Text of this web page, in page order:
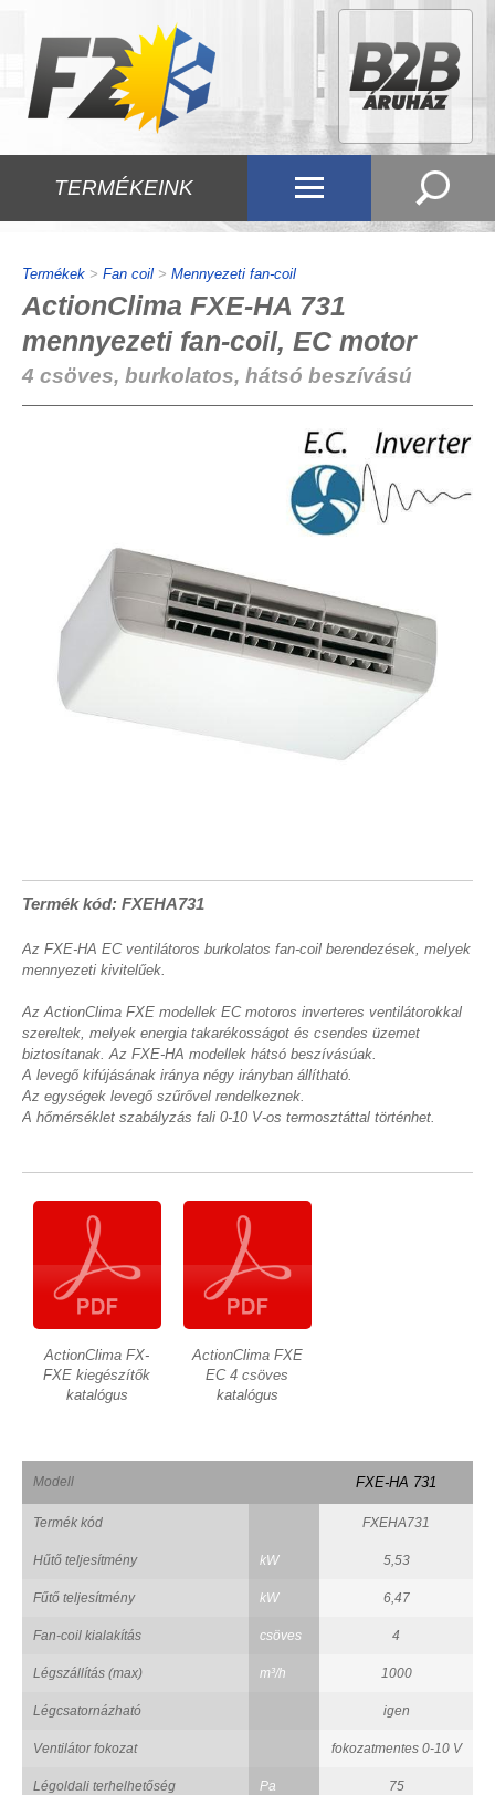
TERMÉKEINK
Termékek > Fan coil > Mennyezeti fan-coil
ActionClima FXE-HA 731
mennyezeti fan-coil, EC motor
4 csöves, burkolatos, hátsó beszívású
Termék kód: FXEHA731
Az FXE-HA EC ventilátoros burkolatos fan-coil berendezések, melyek
mennyezeti kivitelűek.
Az ActionClima FXE modellek EC motoros inverteres ventilátorokkal
szereltek, melyek energia takarékosságot és csendes üzemet
biztosítanak. Az FXE-HA modellek hátsó beszívásúak.
A levegő kifújásának iránya négy irányban állítható.
Az egységek levegő szűrővel rendelkeznek.
A hőmérséklet szabályzás fali 0-10 V-os termosztáttal történhet.
ActionClima FX-
FXE kiegészítők
katalógus
ActionClima FXE
EC 4 csöves
katalógus
Modell FXE-HA 731
Termék kód FXEHA731
Hűtő teljesítmény kW 5,53
Fűtő teljesítmény kW 6,47
Fan-coil kialakítás csöves 4
Légszállítás (max) m³/h 1000
Légcsatornázható igen
Ventilátor fokozat fokozatmentes 0-10 V
Légoldali terhelhetőség Pa 75